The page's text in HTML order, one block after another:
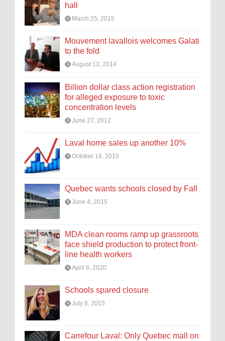
hall
March 25, 2015
Mouvement lavallois welcomes Galati
to the fold
August 13, 2014
Billion dollar class action registration
for alleged exposure to toxic
concentration levels
June 27, 2012
Laval home sales up another 10%
October 16, 2015
Quebec wants schools closed by Fall
June 4, 2015
MDA clean rooms ramp up grassroots
face shield production to protect front-
line health workers
April 6, 2020
Schools spared closure
July 8, 2015
Carrefour Laval: Only Quebec mall on